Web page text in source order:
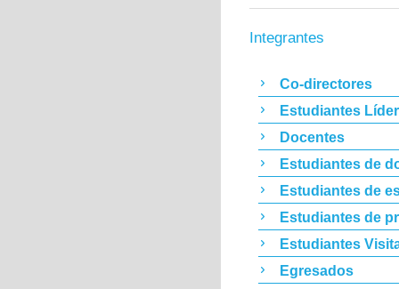
Integrantes
Co-directores
Estudiantes
Docentes
Estudiantes de
Estudiantes de
Estudiantes de
Estudiantes
Egresados